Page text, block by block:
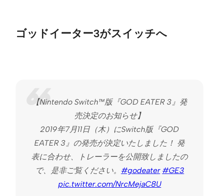
ゴッドイーター3がスイッチへ
【Nintendo Switch™版『GOD EATER 3』発
売決定のお知らせ】
2019年7月11日（木）にSwitch版『GOD
EATER 3』の発売が決定いたしました！ 発
表に合わせ、トレーラーを公開致しましたの
で、是非ご覧ください。 #godeater #GE3
pic.twitter.com/NrcMejaC8U